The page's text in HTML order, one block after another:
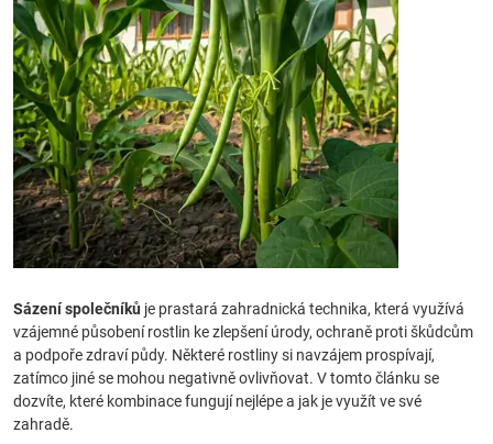
Sázení společníků je prastará zahradnická technika, která využívá
vzájemné působení rostlin ke zlepšení úrody, ochraně proti škůdcům
a podpoře zdraví půdy. Některé rostliny si navzájem prospívají,
zatímco jiné se mohou negativně ovlivňovat. V tomto článku se
dozvíte, které kombinace fungují nejlépe a jak je využít ve své
zahradě.